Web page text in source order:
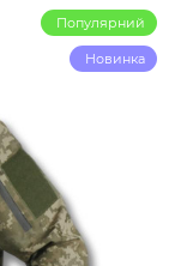
Популярний
Новинка